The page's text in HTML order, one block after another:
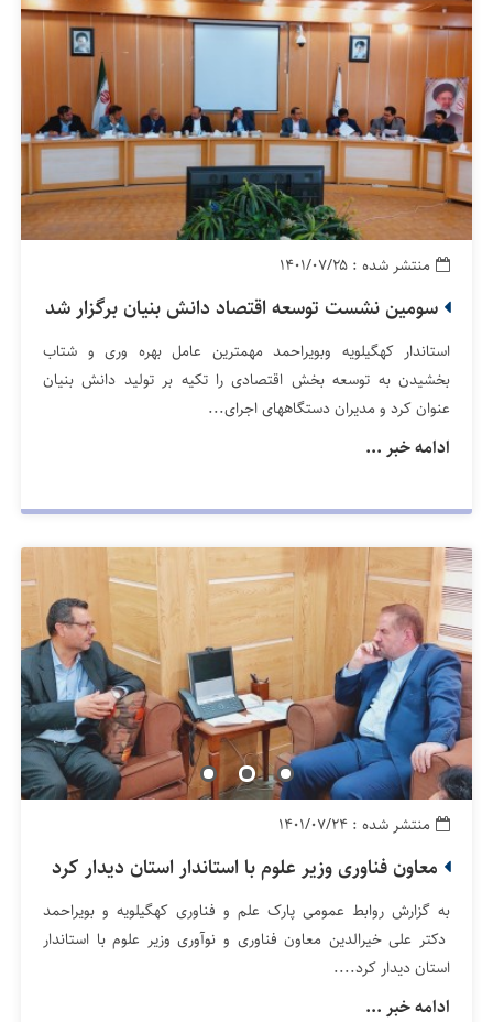
منتشر شده : ۱۴۰۱/۰۷/۲۵
سومین نشست توسعه اقتصاد دانش بنیان برگزار شد
استاندار کهگیلویه وبویراحمد مهمترین عامل بهره وری و شتاب
بخشیدن به توسعه بخش اقتصادی را تکیه بر تولید دانش بنیان
عنوان کرد و مدیران دستگاههای اجرای...
ادامه خبر ...
منتشر شده : ۱۴۰۱/۰۷/۲۴
معاون فناوری وزیر علوم با استاندار استان دیدار کرد
به گزارش روابط عمومی پارک علم و فناوری کهگیلویه و بویراحمد
دکتر علی خیرالدین معاون فناوری و نوآوری وزیر علوم با استاندار
استان دیدار کرد....
ادامه خبر ...